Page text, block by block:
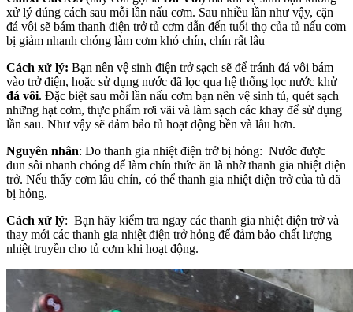
xử lý đúng cách sau mỗi lần nấu cơm. Sau nhiều lần như vậy, cặn
đá vôi sẽ bám thanh điện trở tủ cơm dẫn đến tuổi thọ của tủ nấu cơm
bị giảm nhanh chóng làm cơm khó chín, chín rất lâu
Cách xử lý: Bạn nên vệ sinh điện trở sạch sẽ để tránh đá vôi bám
vào trở điện, hoặc sử dụng nước đã lọc qua hệ thống lọc nước khử
đá vôi. Đặc biệt sau mỗi lần nấu cơm bạn nên vệ sinh tủ, quét sạch
những hạt cơm, thực phẩm rơi vãi và làm sạch các khay để sử dụng
lần sau. Như vậy sẽ đảm bảo tủ hoạt động bền và lâu hơn.
Nguyên nhân: Do thanh gia nhiệt điện trở bị hỏng: Nước được
đun sôi nhanh chóng để làm chín thức ăn là nhờ thanh gia nhiệt điện
trở. Nếu thấy cơm lâu chín, có thể thanh gia nhiệt điện trở của tủ đã
bị hỏng.
Cách xử lý: Bạn hãy kiểm tra ngay các thanh gia nhiệt điện trở và
thay mới các thanh gia nhiệt điện trở hỏng để đảm bảo chất lượng
nhiệt truyền cho tủ cơm khi hoạt động.